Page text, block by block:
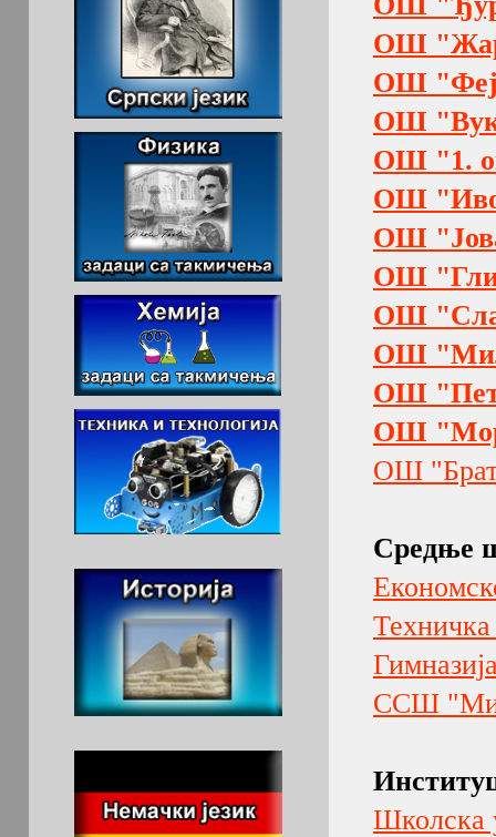
ОШ
ОШ
ОШ "Вук
ОШ "1.
ОШ "Иво
ОШ
ОШ
ОШ
ОШ
ОШ
ОШ
ОШ
Средње
ССШ
Школска